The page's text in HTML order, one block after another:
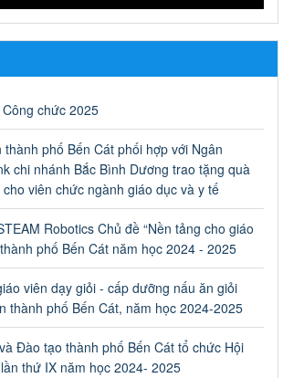
Tìm hiểu Luật Phòng, chống ma túy
Tìm hiểu Luật Phòng, chống ma túy
2023
trình "Tiếp sức đến trường" năm
danh sách đề xuất học sinh nhận học bổng,
trình "Tiếp sức đến trường" năm học 2023-
Triển khai các hoạt động hưởng ứng
yêu nước nâng cao sức khỏe nhân dân
Triển khai các hoạt động hưởng ứng phong
nâng cao sức khỏe nhân dân năm 2023
08/2023
chức 2025
thành phố Bến Cát phối hợp với Ngân
chi nhánh Bắc Bình Dương trao tặng quà
viên chức ngành giáo dục và y tế
Robotics Chủ đề “Nền tảng cho giáo
phố Bến Cát năm học 2024 - 2025
viên dạy giỏi - cấp dưỡng nấu ăn giỏi
thành phố Bến Cát, năm học 2024-2025
Đào tạo thành phố Bến Cát tổ chức Hội
thứ IX năm học 2024- 2025